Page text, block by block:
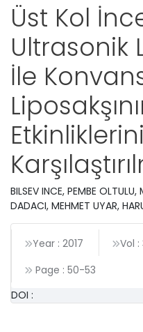
Üst Kol
Ultrasonik
İle
BILSEV INCE, PEMBE
DADACI, MEHMET UYAR,
Year : 2017 Vol :
Page : 50-53
DOI :